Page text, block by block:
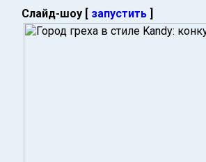
Слайд-шоу [ запустить ]